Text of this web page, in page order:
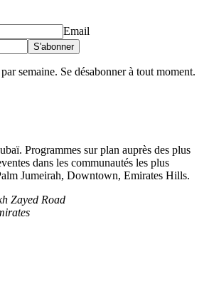
Email
S'abonner
semaine. Se désabonner à tout moment.
Programmes sur plan auprès des plus
dans les communautés les plus
Jumeirah, Downtown, Emirates Hills.
Zayed Road